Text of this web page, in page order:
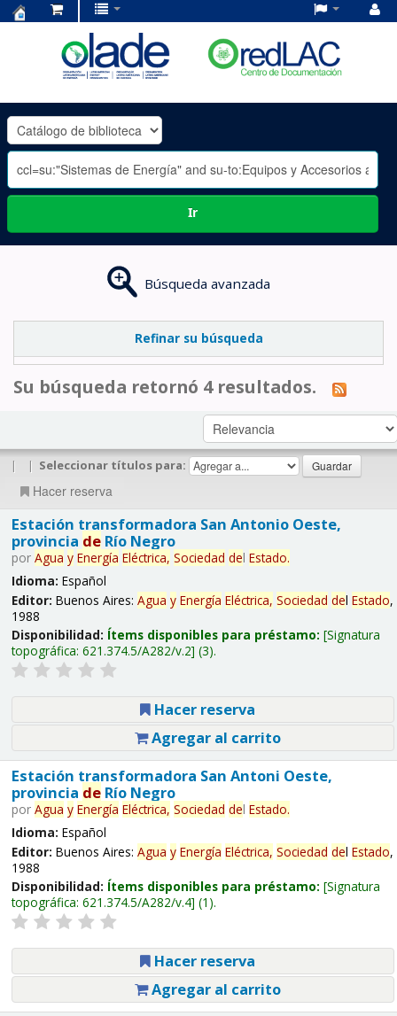
OLADE
-
Ir
Búsqueda avanzada
Refinar su búsqueda
Su búsqueda retornó 4 resultados.
| | Seleccionar títulos para:
Hacer reserva
Estación transformadora San Antonio Oeste,
provincia deRío Negro
por Agua y Energía Eléctrica, Sociedad del Estado.
Idioma: Español
Editor: Buenos Aires: Agua y Energía Eléctrica, Sociedad del Estado,
1988
Disponibilidad: Ítems disponibles para préstamo: Signatura
topográfica: 621.374.5/A282/v.2 (3).
Hacer reserva
Agregar al carrito
Estación transformadora San Antoni Oeste,
provincia deRío Negro
por Agua y Energía Eléctrica, Sociedad del Estado.
Idioma: Español
Editor: Buenos Aires: Agua y Energía Eléctrica, Sociedad del Estado,
1988
Disponibilidad: Ítems disponibles para préstamo: Signatura
topográfica: 621.374.5/A282/v.4 (1).
Hacer reserva
Agregar al carrito